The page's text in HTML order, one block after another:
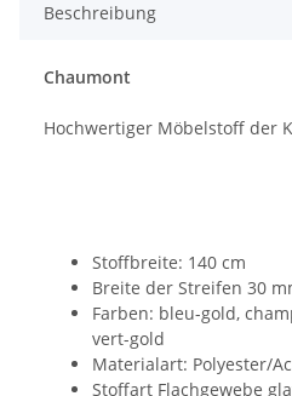
Beschreibung
Chaumont
Hochwertiger Möbelstoff der
Stoffbreite: 140 cm
Breite der Streifen 30
Farben: bleu-gold,
vert-gold
Materialart: Polyester/
Stoffart Flachgewebe